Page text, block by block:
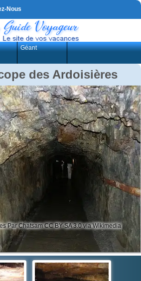
Nous
Géant
des Ardoisières
Par Chatsam CC BY-SA 3.0 via Wikimedia